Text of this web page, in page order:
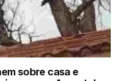
sobre casa e